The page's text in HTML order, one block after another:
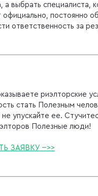
а выбрать специалиста,
официально, постоянно
ответственность за
риэлторские
стать Полезным
упускайте ее.
Полезные люди!
ЗАЯВКУ -->>